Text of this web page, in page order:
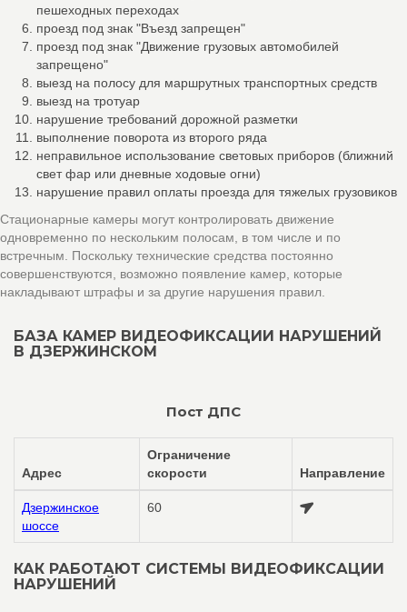
пешеходных переходах
проезд под знак "Въезд запрещен"
проезд под знак "Движение грузовых автомобилей
запрещено"
выезд на полосу для маршрутных транспортных средств
выезд на тротуар
нарушение требований дорожной разметки
выполнение поворота из второго ряда
неправильное использование световых приборов (ближний
свет фар или дневные ходовые огни)
нарушение правил оплаты проезда для тяжелых грузовиков
Стационарные камеры могут контролировать движение
одновременно по нескольким полосам, в том числе и по
встречным. Поскольку технические средства постоянно
совершенствуются, возможно появление камер, которые
накладывают штрафы и за другие нарушения правил.
БАЗА КАМЕР ВИДЕОФИКСАЦИИ НАРУШЕНИЙ
В ДЗЕРЖИНСКОМ
Пост ДПС
Адрес
Ограничение
скорости
Направление
Дзержинское
шоссе
60
КАК РАБОТАЮТ СИСТЕМЫ ВИДЕОФИКСАЦИИ
НАРУШЕНИЙ